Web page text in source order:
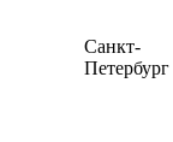
Санкт-
Петербург